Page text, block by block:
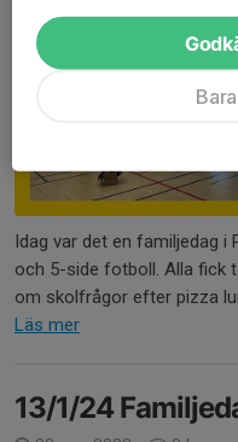
Idag var det en familjedag i
och 5-side fotboll. Alla fick
om skolfrågor efter pizza
Läs mer
13/1/24